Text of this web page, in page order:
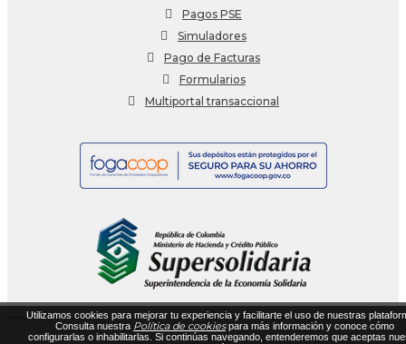
Pagos PSE
Simuladores
Pago de Facturas
Formularios
Multiportal transaccional
Utilizamos cookies para mejorar tu experiencia y facilitarte el uso de nuestras
Consulta nuestra Política de cookiespara más información y conoce cómo
configurarlas o inhabilitarlas. Si continúas navegando, entenderemos que aceptas